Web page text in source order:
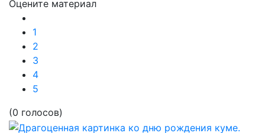
Оцените материал
1
2
3
4
5
(0 голосов)